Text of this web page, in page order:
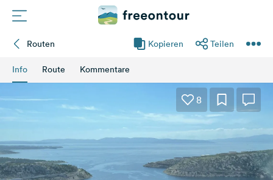
Partner
Routen Kopieren Teilen
Info Route Kommentare
8